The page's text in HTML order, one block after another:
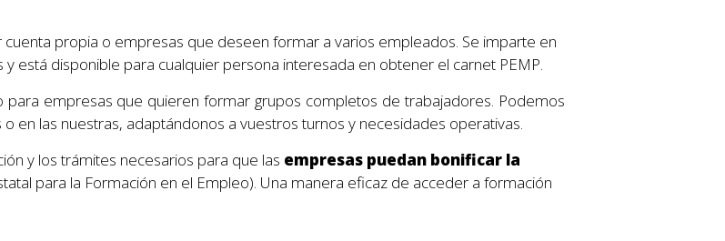
propia o empresas que deseen formar a varios empleados. Se imparte en
está disponible para cualquier persona interesada en obtener el carnet PEMP.
para empresas que quieren formar grupos completos de trabajadores. Podemos
en las nuestras, adaptándonos a vuestros turnos y necesidades operativas.
y los trámites necesarios para que las empresas puedan bonificar la
para la Formación en el Empleo). Una manera eficaz de acceder a formación